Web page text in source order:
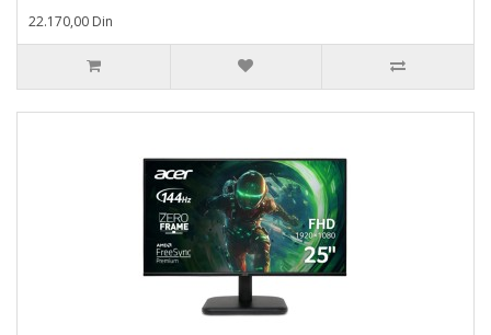
22.170,00 Din